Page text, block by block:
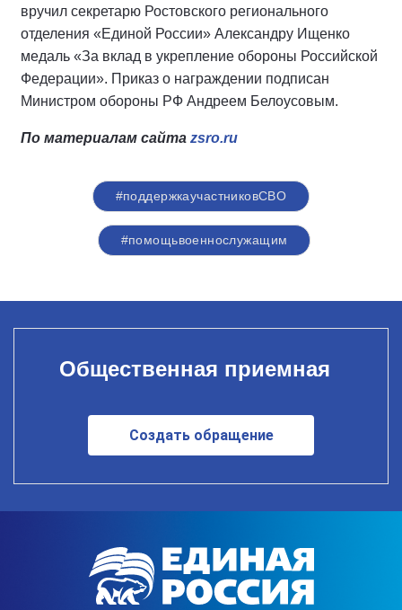
вручил секретарю Ростовского регионального
отделения «Единой России» Александру Ищенко
медаль «За вклад в укрепление обороны Российской
Федерации». Приказ о награждении подписан
Министром обороны РФ Андреем Белоусовым.
По материалам сайта zsro.ru
#поддержкаучастниковСВО
#помощьвоеннослужащим
Общественная приемная
Создать обращение